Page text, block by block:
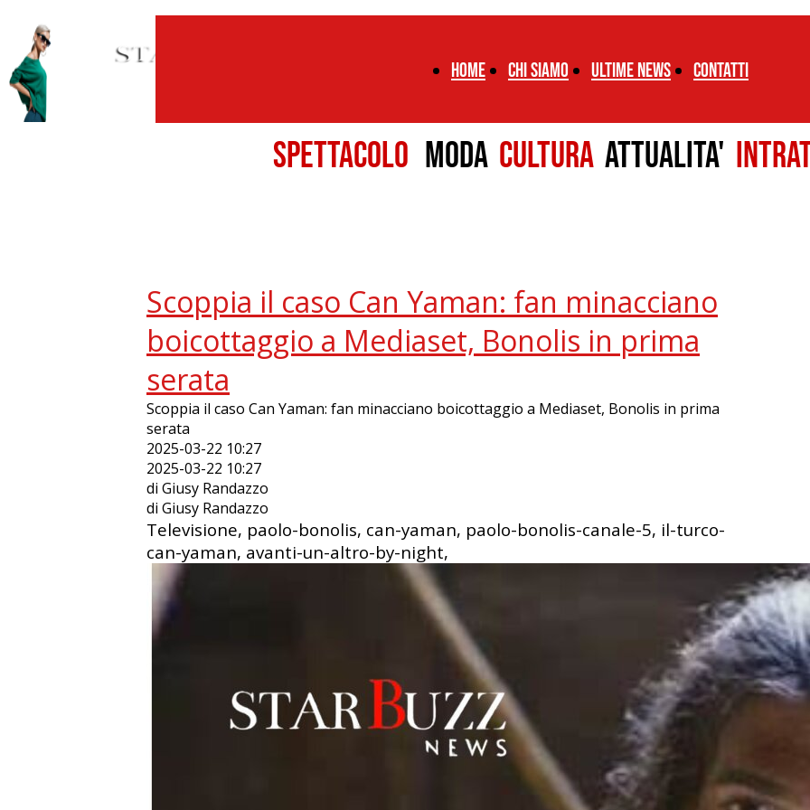
Home chi siamo ultime news CONTATTI
SPETTACOLO MODA CULTURA ATTUALITA'
Scoppia il caso Can Yaman: fan minacciano
boicottaggio a Mediaset, Bonolis in prima
serata
Scoppia il caso Can Yaman: fan minacciano boicottaggio a Mediaset, Bonolis in prima
serata
2025-03-22 10:27
2025-03-22 10:27
di Giusy Randazzo
di Giusy Randazzo
Televisione, paolo-bonolis, can-yaman, paolo-bonolis-canale-5, il-turco-
can-yaman, avanti-un-altro-by-night,